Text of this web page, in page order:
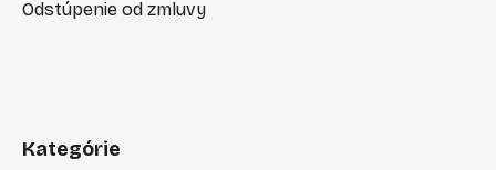
Odstúpenie od zmluvy
Kategórie